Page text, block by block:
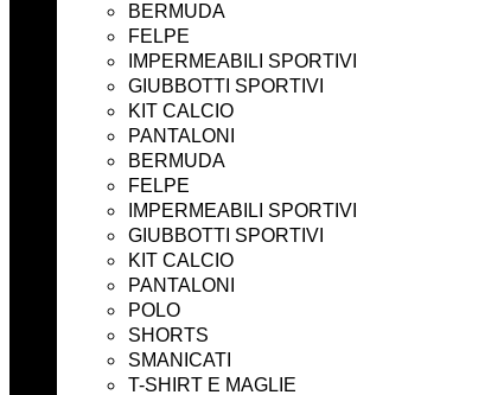
BERMUDA
FELPE
IMPERMEABILI SPORTIVI
GIUBBOTTI SPORTIVI
KIT CALCIO
PANTALONI
BERMUDA
FELPE
IMPERMEABILI SPORTIVI
GIUBBOTTI SPORTIVI
KIT CALCIO
PANTALONI
POLO
SHORTS
SMANICATI
T-SHIRT E MAGLIE